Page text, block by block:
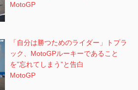
MotoGP
「自分は勝つためのライダー」トプラ
ック、MotoGPルーキーであること
を”忘れてしまう”と告白
MotoGP